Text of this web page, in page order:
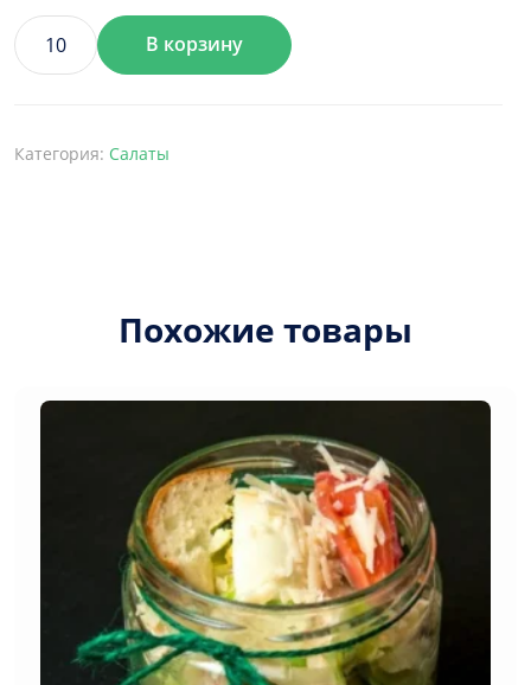
Количество
олів'є
класичний
В корзину
Категория: Салаты
Похожие товары